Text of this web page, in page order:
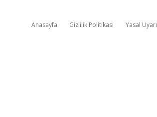
Anasayfa Gizlilik Politikası Yasal Uyarı